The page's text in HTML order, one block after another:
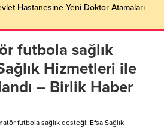
Hastanesine Yeni Doktor Atamaları
futbola sağlık
Hizmetleri ile
– Birlik Haber
futbola sağlık desteği: Efsa Sağlık